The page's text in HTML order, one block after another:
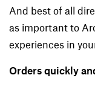
And best of all
as important to
experiences in
Orders quickly